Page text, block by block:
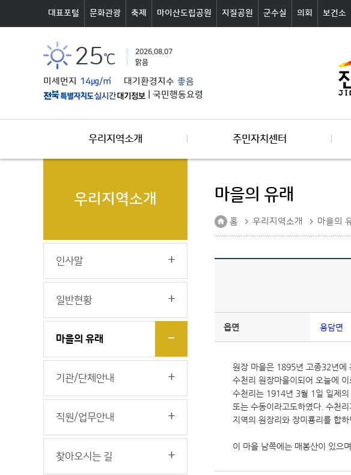
대표포털 문화관광 축제 마이산도립공원 지질공원 군수실 의회 보건소
25℃
2026.08.07
맑음
미세먼지 14㎍/㎥ 대기환경지수 좋음
국민행동요령
우리지역소개 주민자치센터
우리지역소개
인사말
일반현황
마을의 유래
기관/단체안내
직원/업무안내
찾아오시는 길
마을의 유래
홈 우리지역소개 마을의
읍면 용담면
원장 마을은 1895년 고종32년에
수천리 원장마을이되어 오늘에 이
수천리는 1914년 3월 1일 일제
또는 수동이라고도하였다. 수천
지역의 원장리와 장미룡리를 합
이 마을 남쪽에는 매봉산이 있으